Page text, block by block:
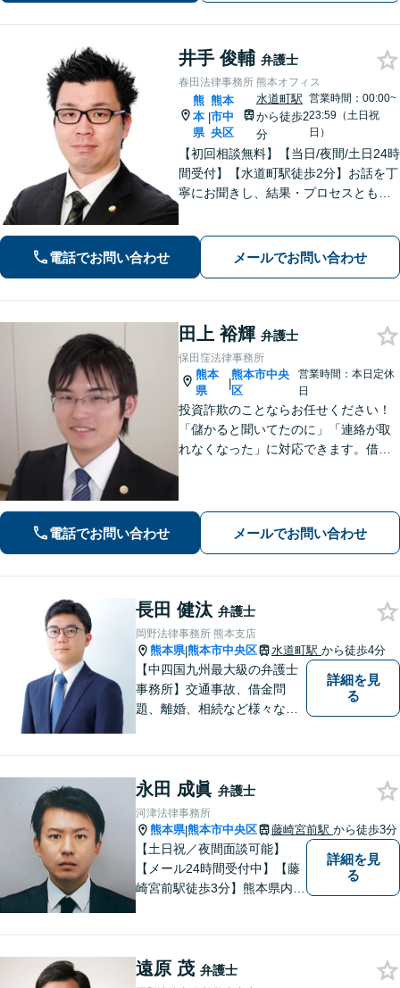
井手 俊輔 弁護士
春田法律事務所 熊本オフィス
熊
本
県
|
熊本
市中
央区
水道町駅
から徒歩2
分
営業時間：00:00~
23:59（土日祝
日）
【初回相談無料】【当日/夜間/土日24時
間受付】【水道町駅徒歩2分】お話を丁
寧にお聞きし、結果・プロセスともに
電話でお問い合わせ メールでお問い合わせ
田上 裕輝 弁護士
保田窪法律事務所
熊本
県
|
熊本市中央
区
営業時間：本日定休
日
投資詐欺のことならお任せください！
「儲かると聞いてたのに」「連絡が取
れなくなった」に対応できます。借
電話でお問い合わせ メールでお問い合わせ
長田 健汰 弁護士
岡野法律事務所 熊本支店
熊本県|熊本市中央区 水道町駅 から徒歩4分
【中四国九州最大級の弁護士
事務所】交通事故、借金問
題、離婚、相続など様々な問
い！
詳細を見
る
永田 成眞 弁護士
河津法律事務所
熊本県|熊本市中央区 藤崎宮前駅 から徒歩3分
【土日祝／夜間面談可能】
【メール24時間受付中】【藤
崎宮前駅徒歩3分】熊本県内及
の方の契約関係トラブルまで
詳細を見
る
遠原 茂 弁護士